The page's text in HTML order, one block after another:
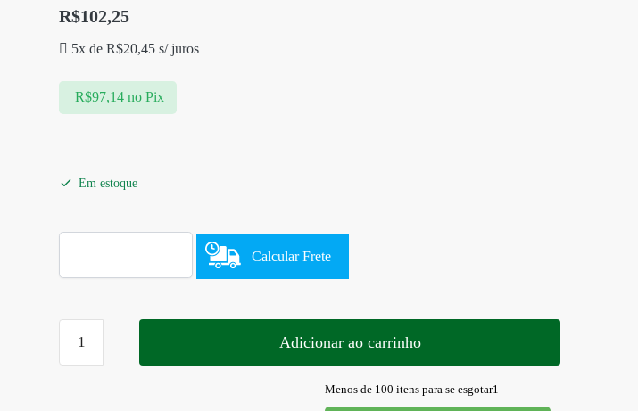
R$102,25
5x deR$20,45 s/ juros
R$97,14 no Pix
Em estoque
Calcular Frete
Adicionar ao carrinho
Menos de 100 itens para se esgotar1